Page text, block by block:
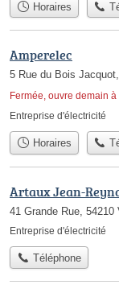
Horaires
Amperelec
5 Rue du Bois
Fermée, ouvre demain à
Entreprise d'électricité
Horaires
Artaux Jean-
41 Grande Rue, 54210
Entreprise d'électricité
Téléphone